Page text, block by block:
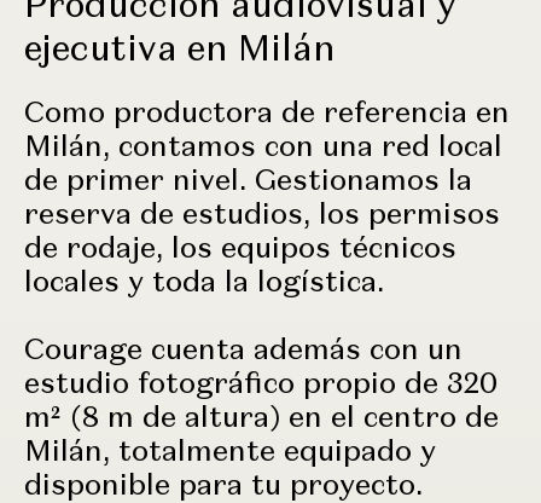
ejecutiva en Milán
Como productora de referencia en
Milán, contamos con una red local
de primer nivel. Gestionamos la
reserva de estudios, los permisos
de rodaje, los equipos técnicos
locales y toda la logística.
Courage cuenta además con un
estudio fotográfico propio de 320
m² (8 m de altura) en el centro de
Milán, totalmente equipado y
disponible para tu proyecto.